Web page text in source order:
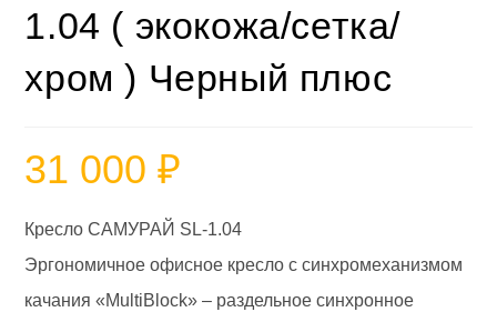
1.04 ( экокожа/сетка/
хром ) Черный плюс
31 000₽
Кресло САМУРАЙ SL-1.04
Эргономичное офисное кресло с синхромеханизмом
качания «MultiBlock» – раздельное синхронное